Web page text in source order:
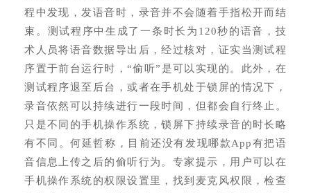
程中发现，发语音时，录音并不会随着手指松开而结
束。测试程序中生成了一条时长为120秒的语音，技
术人员将语音数据导出后，经过核对，证实当测试程
序置于前台运行时，“偷听”是可以实现的。此外，在
测试程序退至后台，或者在手机处于锁屏的情况下，
录音依然可以持续进行一段时间，但都会自行终止。
只是不同的手机操作系统，锁屏下持续录音的时长略
有不同。何延哲称，目前还没有发现哪款App有把语
音信息上传之后的偷听行为。专家提示，用户可以在
手机操作系统的权限设置里，找到麦克风权限，检查